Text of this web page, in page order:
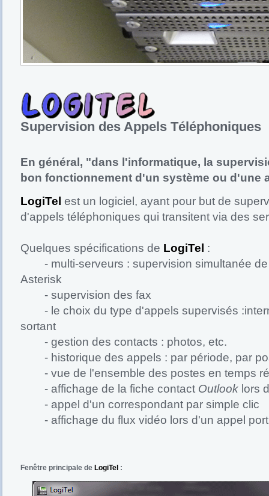
Supervision des Appels Téléphoniques
En général, "dans l'informatique, la
bon fonctionnement d'un système ou d'une
LogiTel est un logiciel, ayant pour but de
d'appels téléphoniques qui transitent via des
Quelques spécifications de LogiTel :
- multi-serveurs : supervision simultanée de
Asterisk
- supervision des fax
- le choix du type d'appels supervisés
sortant
- gestion des contacts : photos, etc.
- historique des appels : par période, par
- vue de l'ensemble des postes en temps
- affichage de la fiche contact Outlook lors
- appel d'un correspondant par simple clic
- affichage du flux vidéo lors d'un appel
Fenêtre principale de LogiTel :